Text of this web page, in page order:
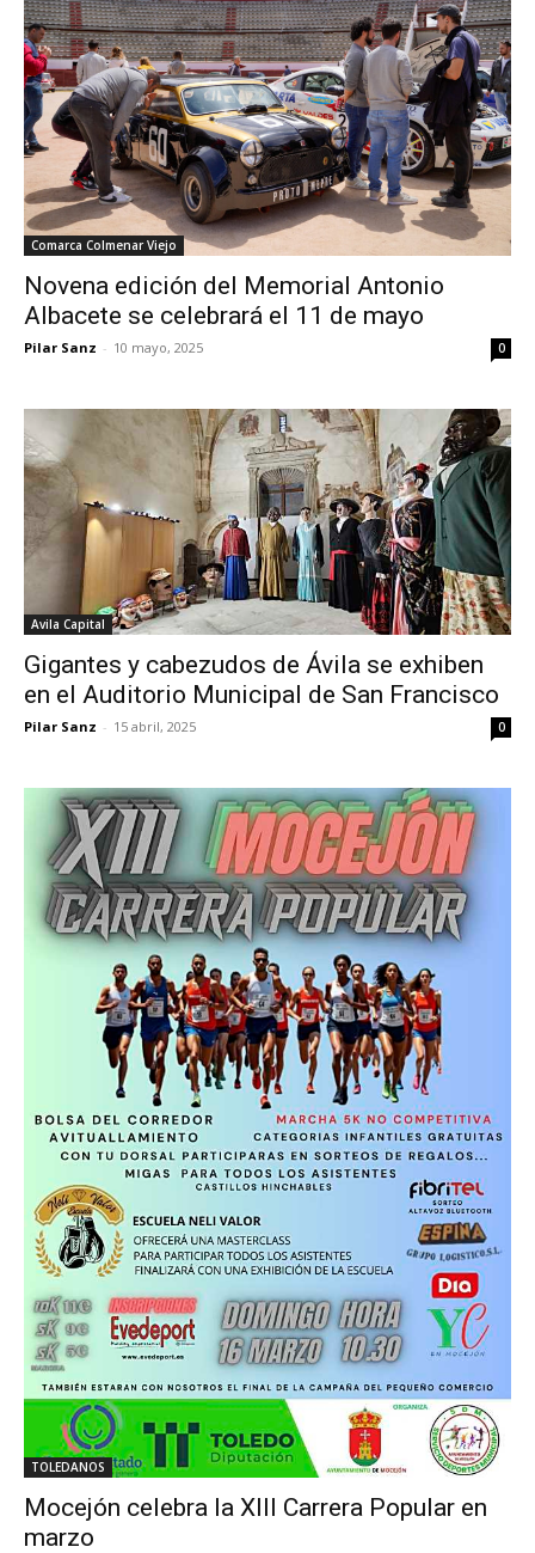
Comarca Colmenar Viejo
Novena edición del Memorial Antonio
Albacete se celebrará el 11 de mayo
Pilar Sanz - 10 mayo, 2025 0
Avila Capital
Gigantes y cabezudos de Ávila se exhiben
en el Auditorio Municipal de San Francisco
Pilar Sanz - 15 abril, 2025 0
TOLEDANOS
Mocejón celebra la XIII Carrera Popular en
marzo